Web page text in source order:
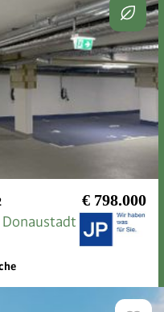
€ 798.000